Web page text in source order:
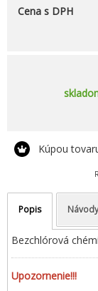
Cena s DPH
Kúpou
Popis
Bezchlórová
Upozornenie!!!